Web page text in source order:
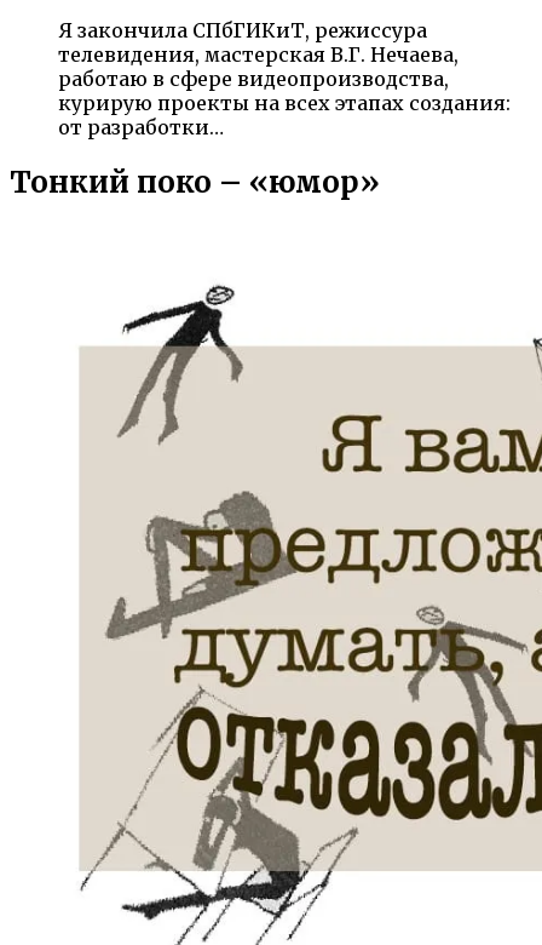
Я закончила СПбГИКиТ, режиссура
телевидения, мастерская В.Г. Нечаева,
работаю в сфере видеопроизводства,
курирую проекты на всех этапах создания:
от разработки…
Тонкий поко – «юмор»